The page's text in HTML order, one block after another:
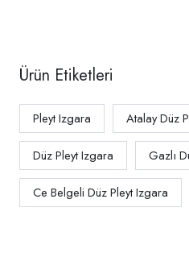
Ürün Etiketleri
Pleyt Izgara Atalay Düz
Düz Pleyt Izgara Gazlı
Ce Belgeli Düz Pleyt Izgara